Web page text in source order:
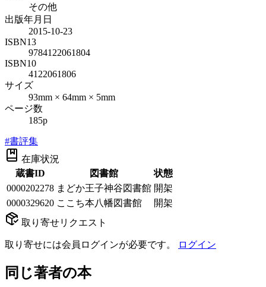
その他
出版年月日
2015-10-23
ISBN13
9784122061804
ISBN10
4122061806
サイズ
93mm × 64mm × 5mm
ページ数
185p
#書評集
在庫状況
蔵書ID
図書館
状態
0000202278 まどか王子神谷図書館 開架
0000329620 ここち本八幡図書館
開架
取り寄せリクエスト
取り寄せには会員ログインが必要です。 ログイン
同じ著者の本